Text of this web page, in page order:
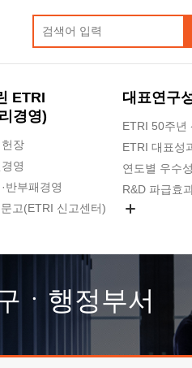
ETRI
경영)
장
영
반부패경영
고(ETRI 신고센터)
소리
약 현황
대표연구
ETRI 50주년
ETRI 대표성
연도별 우수
R&D 파급효
ㆍ행정부서